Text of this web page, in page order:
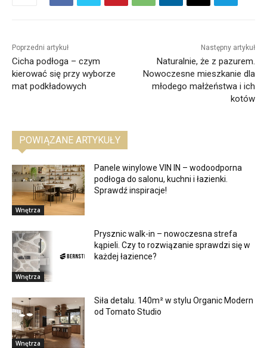
Poprzedni artykuł
Cicha podłoga – czym
kierować się przy wyborze
mat podkładowych
Następny artykuł
Naturalnie, że z pazurem.
Nowoczesne mieszkanie dla
młodego małżeństwa i ich
kotów
POWIĄZANE ARTYKUŁY
Wnętrza
Panele winylowe VIN IN – wodoodporna
podłoga do salonu, kuchni i łazienki.
Sprawdź inspiracje!
Wnętrza
Prysznic walk-in – nowoczesna strefa
kąpieli. Czy to rozwiązanie sprawdzi się w
każdej łazience?
Wnętrza
Siła detalu. 140m² w stylu Organic Modern
od Tomato Studio